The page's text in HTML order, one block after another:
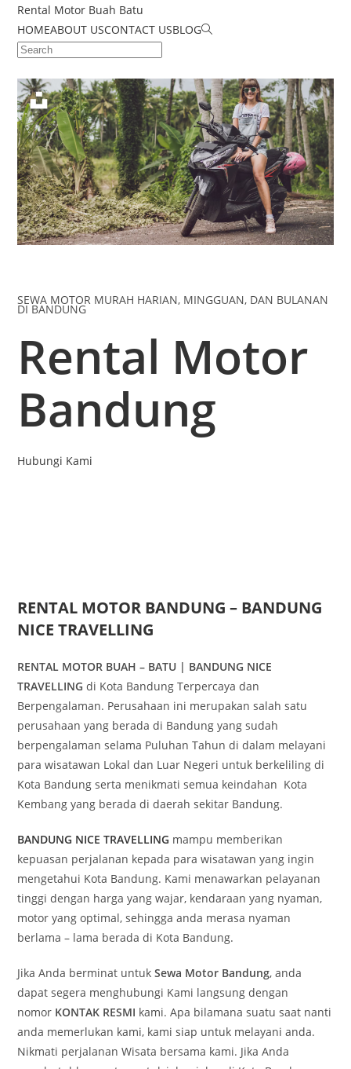
Rental Motor Buah Batu
HOMEABOUT USCONTACT USBLOG
SEWA MOTOR MURAH HARIAN, MINGGUAN, DAN BULANAN
DI BANDUNG
Rental Motor
Bandung
Hubungi Kami
RENTAL MOTOR BANDUNG – BANDUNG
NICE TRAVELLING
RENTAL MOTOR BUAH – BATU | BANDUNG NICE
TRAVELLING di Kota Bandung Terpercaya dan
Berpengalaman. Perusahaan ini merupakan salah satu
perusahaan yang berada di Bandung yang sudah
berpengalaman selama Puluhan Tahun di dalam melayani
para wisatawan Lokal dan Luar Negeri untuk berkeliling di
Kota Bandung serta menikmati semua keindahan Kota
Kembang yang berada di daerah sekitar Bandung.
BANDUNG NICE TRAVELLING mampu memberikan
kepuasan perjalanan kepada para wisatawan yang ingin
mengetahui Kota Bandung. Kami menawarkan pelayanan
tinggi dengan harga yang wajar, kendaraan yang nyaman,
motor yang optimal, sehingga anda merasa nyaman
berlama – lama berada di Kota Bandung.
Jika Anda berminat untukSewa Motor Bandung, anda
dapat segera menghubungi Kami langsung dengan
nomor KONTAK RESMI kami. Apa bilamana suatu saat nanti
anda memerlukan kami, kami siap untuk melayani anda.
Nikmati perjalanan Wisata bersama kami. Jika Anda